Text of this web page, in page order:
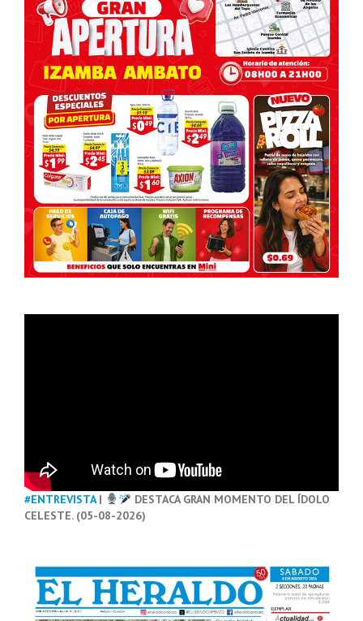
#ENTREVISTA|
DESTACA GRAN MOMENTO DEL ÍDOLO
CELESTE. (05-08-2026)